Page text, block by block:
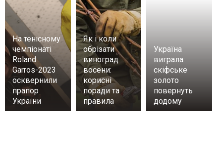
На тенісному
чемпіонаті
Roland
Garros-2023
осквернили
прапор
України
Як і коли
обрізати
виноград
восени:
корисні
поради та
правила
Україна
виграла:
скіфське
золото
повернуть
додому